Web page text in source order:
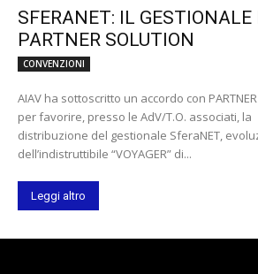
SFERANET: IL GESTIONALE
PARTNER SOLUTION
CONVENZIONI
AIAV ha sottoscritto un accordo con PARTNER
per favorire, presso le AdV/T.O. associati, la
distribuzione del gestionale SferaNET,
dell’indistruttibile “VOYAGER” di...
Leggi altro